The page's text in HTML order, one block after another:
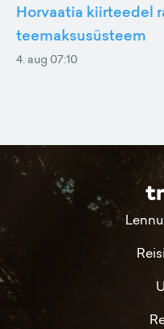
Horvaatia kiirteedel
teemaksusüsteem
4. aug 07:10